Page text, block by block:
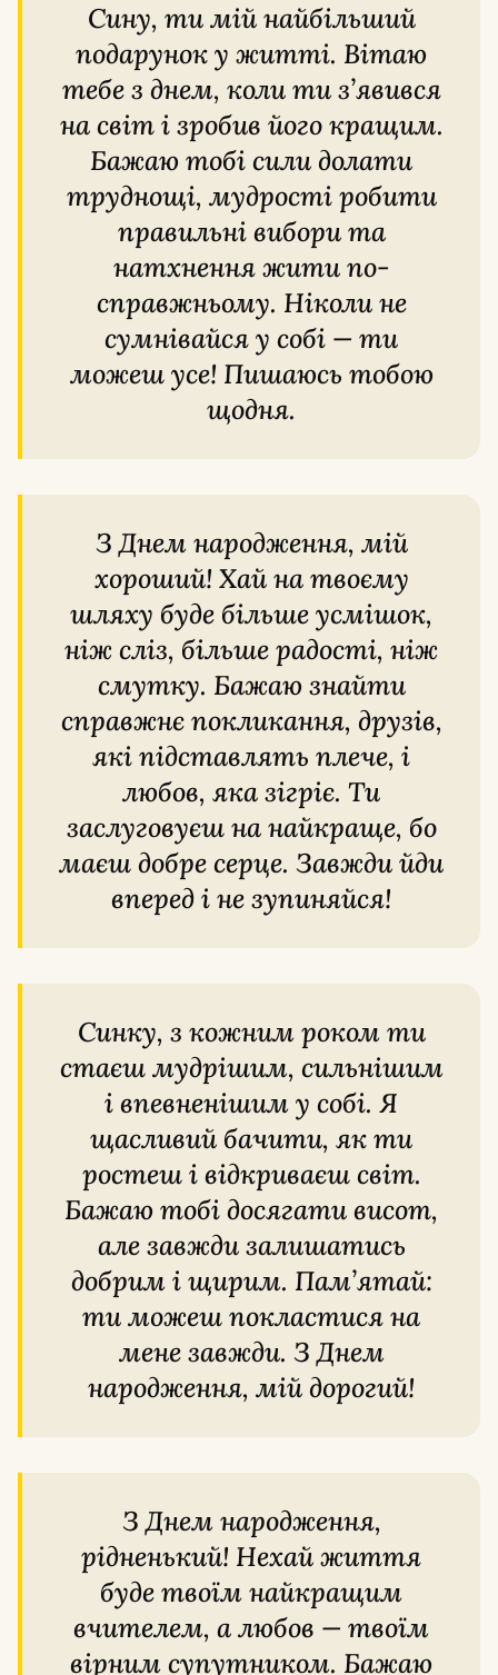
Сину, ти мій найбільший
подарунок у житті. Вітаю
тебе з днем, коли ти з’явився
на світ і зробив його кращим.
Бажаю тобі сили долати
труднощі, мудрості робити
правильні вибори та
натхнення жити по-
справжньому. Ніколи не
сумнівайся у собі — ти
можеш усе! Пишаюсь тобою
щодня.
З Днем народження, мій
хороший! Хай на твоєму
шляху буде більше усмішок,
ніж сліз, більше радості, ніж
смутку. Бажаю знайти
справжнє покликання, друзів,
які підставлять плече, і
любов, яка зігріє. Ти
заслуговуєш на найкраще, бо
маєш добре серце. Завжди йди
вперед і не зупиняйся!
Синку, з кожним роком ти
стаєш мудрішим, сильнішим
і впевненішим у собі. Я
щасливий бачити, як ти
ростеш і відкриваєш світ.
Бажаю тобі досягати висот,
але завжди залишатись
добрим і щирим. Пам’ятай:
ти можеш покластися на
мене завжди. З Днем
народження, мій дорогий!
З Днем народження,
рідненький! Нехай життя
буде твоїм найкращим
вчителем, а любов — твоїм
вірним супутником. Бажаю